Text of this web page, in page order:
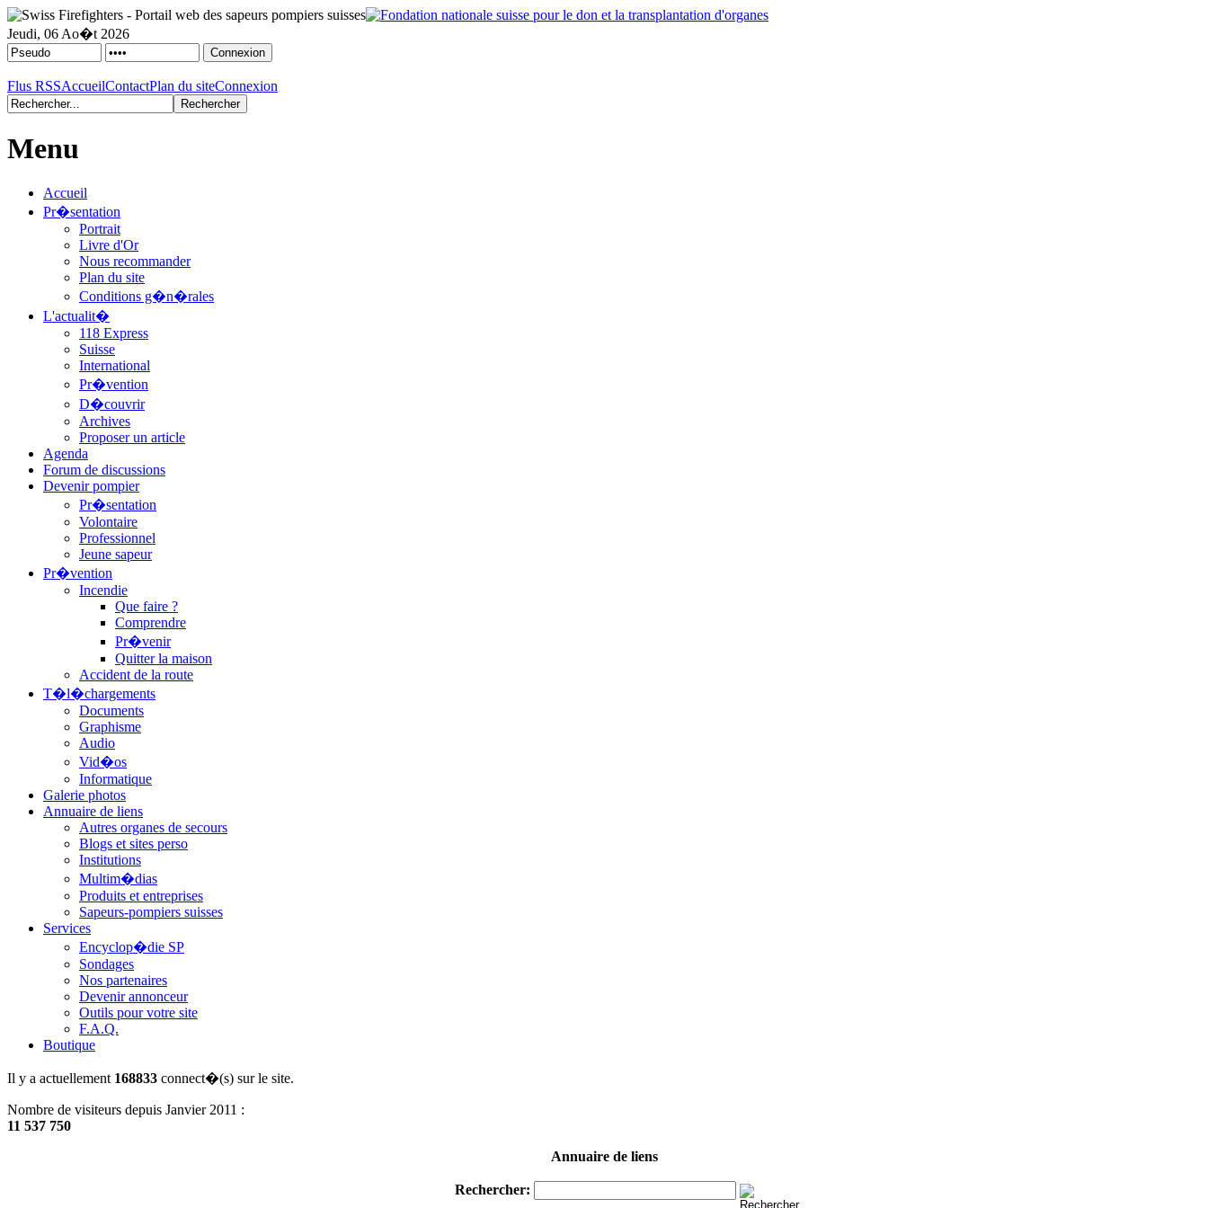
Jeudi, 06 Ao�t 2026
Flus RSSAccueilContactPlan du siteConnexion
Menu
Accueil
Pr�sentation
Portrait
Livre d'Or
Nous recommander
Plan du site
Conditions g�n�rales
L'actualit�
118 Express
Suisse
International
Pr�vention
D�couvrir
Archives
Proposer un article
Agenda
Forum de discussions
Devenir pompier
Pr�sentation
Volontaire
Professionnel
Jeune sapeur
Pr�vention
Incendie
Que faire ?
Comprendre
Pr�venir
Quitter la maison
Accident de la route
T�l�chargements
Documents
Graphisme
Audio
Vid�os
Informatique
Galerie photos
Annuaire de liens
Autres organes de secours
Blogs et sites perso
Institutions
Multim�dias
Produits et entreprises
Sapeurs-pompiers suisses
Services
Encyclop�die SP
Sondages
Nos partenaires
Devenir annonceur
Outils pour votre site
F.A.Q.
Boutique
Il y a actuellement 168833 connect�(s) sur le site.
Nombre de visiteurs depuis Janvier 2011 :
11 537 750
Annuaire de liens
Rechercher: